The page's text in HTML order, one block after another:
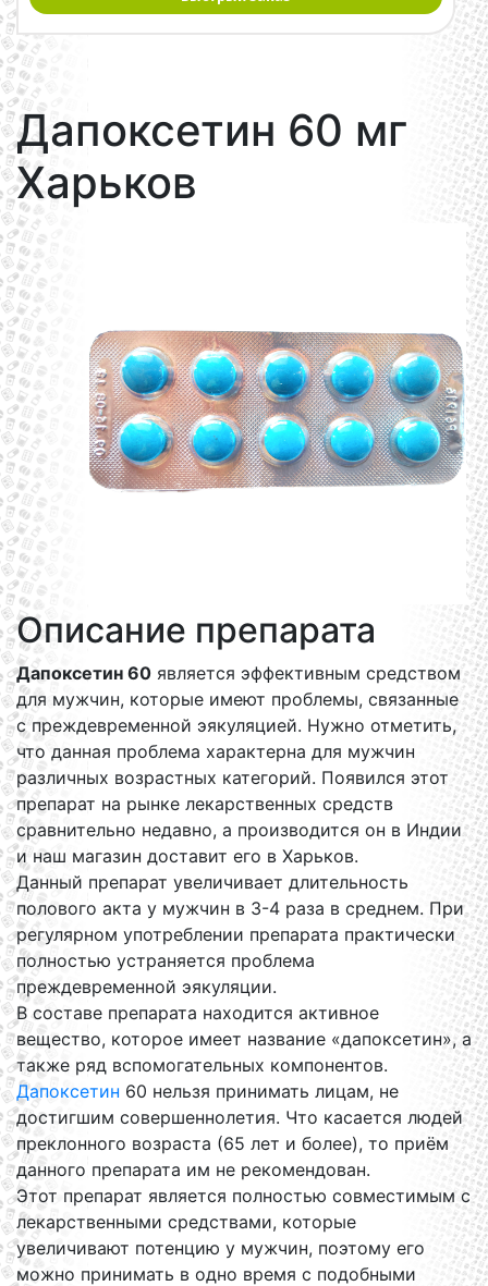
Дапоксетин 60 мг
Харьков
Описание препарата
Дапоксетин 60 является эффективным средством
для мужчин, которые имеют проблемы, связанные
с преждевременной эякуляцией. Нужно отметить,
что данная проблема характерна для мужчин
различных возрастных категорий. Появился этот
препарат на рынке лекарственных средств
сравнительно недавно, а производится он в Индии
и наш магазин доставит его в Харьков.
Данный препарат увеличивает длительность
полового акта у мужчин в 3-4 раза в среднем. При
регулярном употреблении препарата практически
полностью устраняется проблема
преждевременной эякуляции.
В составе препарата находится активное
вещество, которое имеет название «дапоксетин», а
также ряд вспомогательных компонентов.
Дапоксетин 60 нельзя принимать лицам, не
достигшим совершеннолетия. Что касается людей
преклонного возраста (65 лет и более), то приём
данного препарата им не рекомендован.
Этот препарат является полностью совместимым с
лекарственными средствами, которые
увеличивают потенцию у мужчин, поэтому его
можно принимать в одно время с подобными